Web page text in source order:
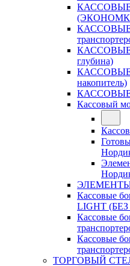
КАССОВЫЕ
КАССОВЫЕ
глубина)
КАССОВЫЕ
накопитель)
Кассовый
Кассовые
LIGHT (БЕЗ
Кассовые
Кассовые
ТОРГОВЫЙ